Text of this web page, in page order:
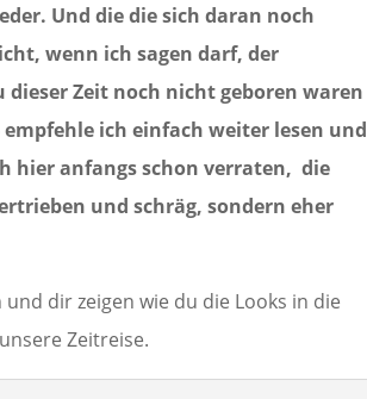
Und die die sich daran noch
wenn ich sagen darf, der
Zeit noch nicht geboren waren
ich einfach weiter lesen und
hier anfangs schon verraten, die
und schräg, sondern eher
dir zeigen wie du die Looks in die
Zeitreise.